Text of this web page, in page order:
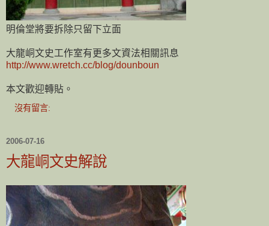
明倫堂將要拆除只留下立面
大龍峒文史工作室有更多文資法相關訊息
http://www.wretch.cc/blog/dounboun
本文歡迎轉貼。
沒有留言:
2006-07-16
大龍峒文史解說